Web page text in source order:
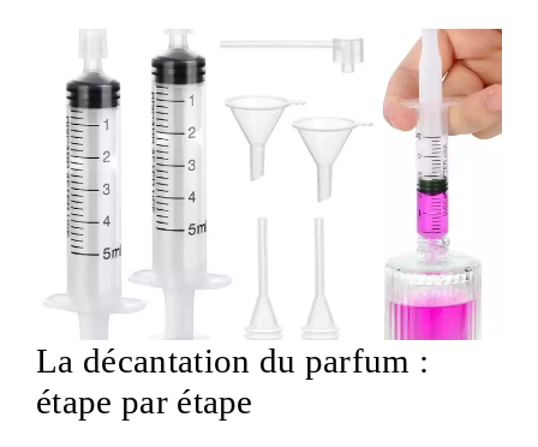
La décantation du parfum :
étape par étape